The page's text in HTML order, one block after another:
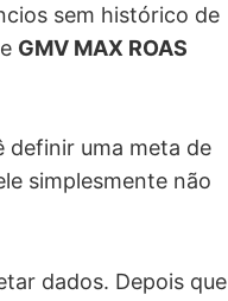
sem histórico de
GMV MAX ROAS
definir uma meta de
simplesmente não
dados. Depois que